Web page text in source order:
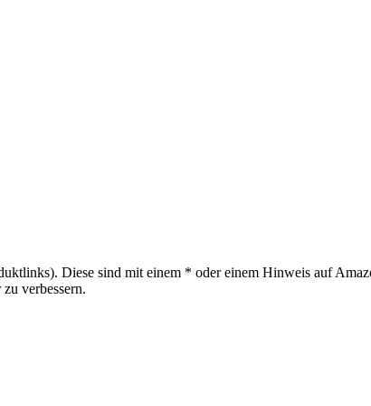
Diese sind mit einem * oder einem Hinweis auf
verbessern.